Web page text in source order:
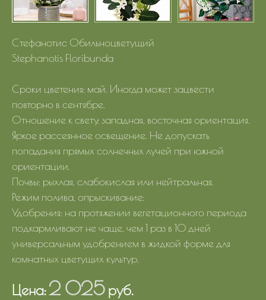
Стефанотис Обильноцветущий
Stephanotis Floribunda
Сроки цветения: май. Иногда может зацвести
повторно в сентябре.
Отношение к свету: западная, восточная ориентация.
Яркое рассеянное освещение. Не допускать
попадания прямых солнечных лучей при южной
ориентации.
Почвы: рыхлая, слабокислая или нейтральная.
Режим полива, опрыскивание:
Удобрения: на протяжении вегетационного периода
подкармливают не чаще, чем 1 раз в 10 дней
универсальным удобрением в жидкой форме для
комнатных цветущих культур.
Цена:2 025 руб.